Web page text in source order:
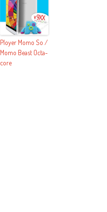
Ployer Momo So /
Momo Beast Octa-
core